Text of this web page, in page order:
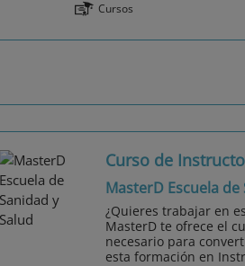
Cursos
Curso de
MasterD Escuela de
¿Quieres trabajar en
MasterD te ofrece el
necesario para
esta formación en